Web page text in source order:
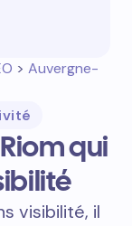
> Auvergne-
qui
visibilité, il